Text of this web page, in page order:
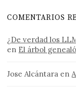
COMENTARIOS
¿De verdad los
en El árbol
Jose Alcántara en